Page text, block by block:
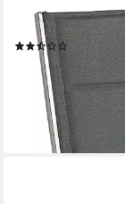
MERXX
Hochlehner
(5)
125,67 € UVP
lieferbar - in 4-5